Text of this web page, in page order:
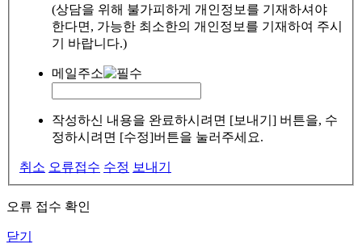
(상담을 위해 불가피하게 개인정보를 기재하셔야
한다면, 가능한 최소한의 개인정보를 기재하여 주시
기 바랍니다.)
메일주소
작성하신 내용을 완료하시려면 [보내기] 버튼을, 수
정하시려면 [수정]버튼을 눌러주세요.
취소 오류접수 수정 보내기
오류 접수 확인
닫기